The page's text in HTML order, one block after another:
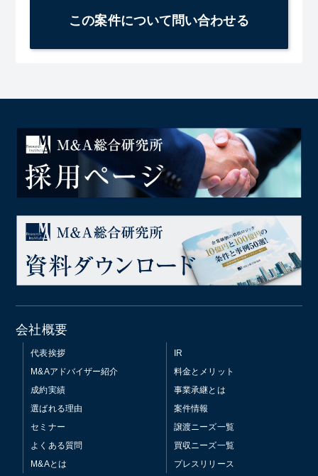
この案件について問い合わせる
会社概要
代表挨拶
M&Aアドバイザー紹介
成約実績
選ばれる理由
セミナー
よくある質問
M&Aとは
IR
料金とメリット
事業承継とは
案件情報
譲渡ニーズ一覧
買収ニーズ一覧
プレスリリース